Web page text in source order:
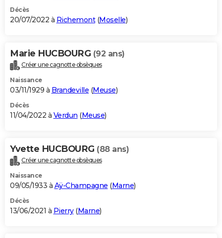
Décès
20/07/2022 à Richemont(Moselle)
Marie HUCBOURG (92 ans)
Créer une cagnotte obsèques
Naissance
03/11/1929 à Brandeville (Meuse)
Décès
11/04/2022 à Verdun (Meuse)
Yvette HUCBOURG (88 ans)
Créer une cagnotte obsèques
Naissance
09/05/1933 à Aÿ-Champagne (Marne)
Décès
13/06/2021 à Pierry(Marne)